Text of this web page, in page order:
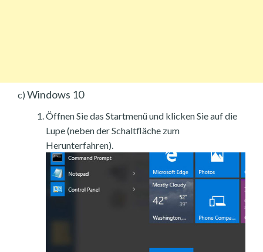
c) Windows 10
Öffnen Sie das Startmenü und klicken Sie auf die
Lupe (neben der Schaltfläche zum
Herunterfahren).